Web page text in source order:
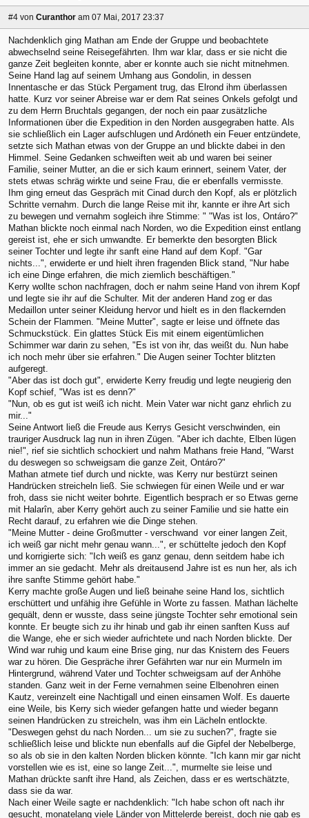
#4 von Curanthor am 07 Mai, 2017 23:37
Nachdenklich ging Mathan am Ende der Gruppe und beobachtete
abwechselnd seine Reisegefährten. Ihm war klar, dass er sie nicht die
ganze Zeit begleiten konnte, aber er konnte auch sie nicht mitnehmen.
Seine Hand lag auf seinem Umhang aus Gondolin, in dessen
Innentasche er das Stück Pergament trug, das Elrond ihm überlassen
hatte. Kurz vor seiner Abreise war er dem Rat seines Onkels gefolgt und
zu dem Herrn Bruchtals gegangen, der noch ein paar zusätzliche
Informationen über die Expedition in den Norden ausgegraben hatte. Als
sie schließlich ein Lager aufschlugen und Ardóneth ein Feuer entzündete,
setzte sich Mathan etwas von der Gruppe an und blickte dabei in den
Himmel. Seine Gedanken schweiften weit ab und waren bei seiner
Familie, seiner Mutter, an die er sich kaum erinnert, seinem Vater, der
stets etwas schräg wirkte und seine Frau, die er ebenfalls vermisste.
Ihm ging erneut das Gespräch mit Cinad durch den Kopf, als er plötzlich
Schritte vernahm. Durch die lange Reise mit ihr, kannte er ihre Art sich
zu bewegen und vernahm sogleich ihre Stimme: " "Was ist los, Ontáro?"
Mathan blickte noch einmal nach Norden, wo die Expedition einst entlang
gereist ist, ehe er sich umwandte. Er bemerkte den besorgten Blick
seiner Tochter und legte ihr sanft eine Hand auf dem Kopf. "Gar
nichts...", erwiderte er und hielt ihren fragenden Blick stand, "Nur habe
ich eine Dinge erfahren, die mich ziemlich beschäftigen."
Kerry wollte schon nachfragen, doch er nahm seine Hand von ihrem Kopf
und legte sie ihr auf die Schulter. Mit der anderen Hand zog er das
Medaillon unter seiner Kleidung hervor und hielt es in den flackernden
Schein der Flammen. "Meine Mutter", sagte er leise und öffnete das
Schmuckstück. Ein glattes Stück Eis mit einem eigentümlichen
Schimmer war darin zu sehen, "Es ist von ihr, das weißt du. Nun habe
ich noch mehr über sie erfahren." Die Augen seiner Tochter blitzten
aufgeregt.
"Aber das ist doch gut", erwiderte Kerry freudig und legte neugierig den
Kopf schief, "Was ist es denn?"
"Nun, ob es gut ist weiß ich nicht. Mein Vater war nicht ganz ehrlich zu
mir..."
Seine Antwort ließ die Freude aus Kerrys Gesicht verschwinden, ein
trauriger Ausdruck lag nun in ihren Zügen. "Aber ich dachte, Elben lügen
nie!", rief sie sichtlich schockiert und nahm Mathans freie Hand, "Warst
du deswegen so schweigsam die ganze Zeit, Ontáro?"
Mathan atmete tief durch und nickte, was Kerry nur bestürzt seinen
Handrücken streicheln ließ. Sie schwiegen für einen Weile und er war
froh, dass sie nicht weiter bohrte. Eigentlich besprach er so Etwas gerne
mit Halarîn, aber Kerry gehört auch zu seiner Familie und sie hatte ein
Recht darauf, zu erfahren wie die Dinge stehen.
"Meine Mutter - deine Großmutter - verschwand vor einer langen Zeit,
ich weiß gar nicht mehr genau wann...", er schüttelte jedoch den Kopf
und korrigierte sich: "Ich weiß es ganz genau, denn seitdem habe ich
immer an sie gedacht. Mehr als dreitausend Jahre ist es nun her, als ich
ihre sanfte Stimme gehört habe."
Kerry machte große Augen und ließ beinahe seine Hand los, sichtlich
erschüttert und unfähig ihre Gefühle in Worte zu fassen. Mathan lächelte
gequält, denn er wusste, dass seine jüngste Tochter sehr emotional sein
konnte. Er beugte sich zu ihr hinab und gab ihr einen sanften Kuss auf
die Wange, ehe er sich wieder aufrichtete und nach Norden blickte. Der
Wind war ruhig und kaum eine Brise ging, nur das Knistern des Feuers
war zu hören. Die Gespräche ihrer Gefährten war nur ein Murmeln im
Hintergrund, während Vater und Tochter schweigsam auf der Anhöhe
standen. Ganz weit in der Ferne vernahmen seine Elbenohren einen
Kautz, vereinzelt eine Nachtigall und einen einsamen Wolf. Es dauerte
eine Weile, bis Kerry sich wieder gefangen hatte und wieder begann
seinen Handrücken zu streicheln, was ihm ein Lächeln entlockte.
"Deswegen gehst du nach Norden... um sie zu suchen?", fragte sie
schließlich leise und blickte nun ebenfalls auf die Gipfel der Nebelberge,
so als ob sie in den kalten Norden blicken könnte. "Ich kann mir gar nicht
vorstellen wie es ist, eine so lange Zeit...", murmelte sie leise und
Mathan drückte sanft ihre Hand, als Zeichen, dass er es wertschätzte,
dass sie da war.
Nach einer Weile sagte er nachdenklich: "Ich habe schon oft nach ihr
gesucht, monatelang viele Länder von Mittelerde bereist, doch nie gab es